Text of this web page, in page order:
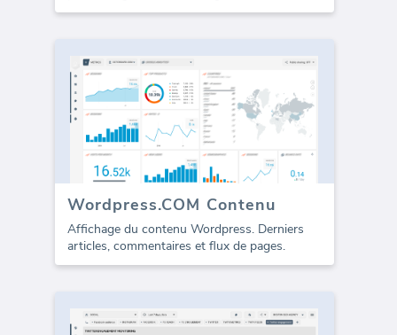
Wordpress.COM Contenu
Affichage du contenu Wordpress. Derniers
articles, commentaires et flux de pages.